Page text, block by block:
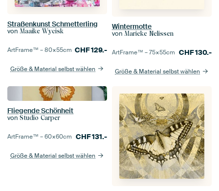
Straßenkunst Schmetterling
von Maaike Wycisk
ArtFrame™ –80×55cm CHF129.-
Größe & Material selbst wählen
Wintermotte
von Marieke Nelissen
ArtFrame™ –75×55cm CHF130.-
Größe & Material selbst wählen
Fliegende Schönheit
von Studio Carper
ArtFrame™ –60×60cm CHF131.-
Größe & Material selbst wählen